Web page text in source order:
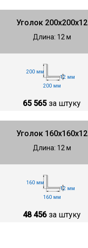
Уголок 200х200х12
Длина: 12 м
200 мм
200 мм
12 мм
65 565 за штуку
Уголок 160х160х12
Длина: 12 м
160 мм
160 мм
12 мм
48 456 за штуку